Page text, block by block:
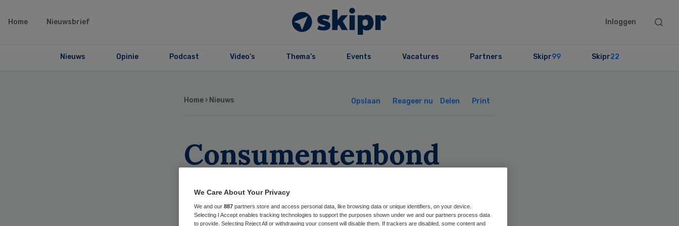
Home Nieuwsbrief Inloggen
Search
Nieuws Opinie Podcast Video’s Thema’s Events Vacatures Partners Skipr99 Skipr22
Home › Nieuws Opslaan Reageer nu Delen Print
Consumentenbond
maakt officieel
bezwaar tegen Vinkje
We Care About Your Privacy
We and our 887 partners store and access personal data, like browsing data or unique identifiers, on your device.
Selecting I Accept enables tracking technologies to support the purposes shown under we and our partners process data
to provide. Selecting Reject All or withdrawing your consent will disable them. If trackers are disabled, some content and